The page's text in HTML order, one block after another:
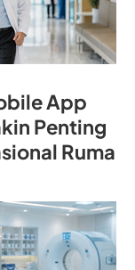
App
Penting
Rumah